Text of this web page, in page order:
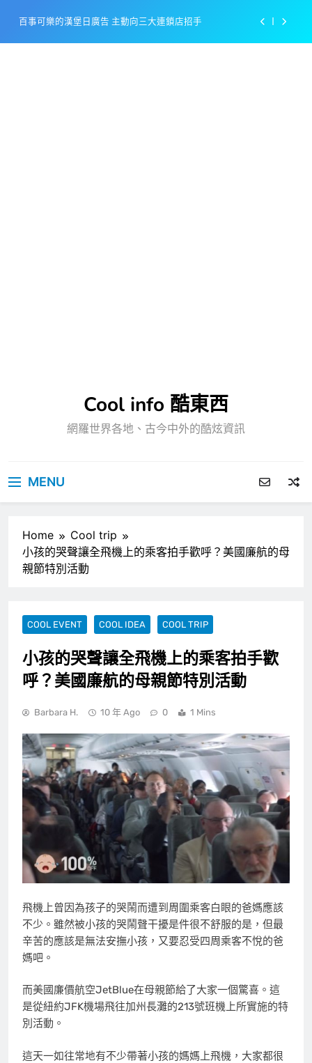
content
百事可樂的漢堡日廣告 主動向三大連鎖店招手
Cool info 酷東西
網羅世界各地、古今中外的酷炫資訊
MENU
Home
Cool trip
小孩的哭聲讓全飛機上的乘客拍手歡呼？美國廉航的母
親節特別活動
COOL EVENT COOL IDEA COOL TRIP
小孩的哭聲讓全飛機上的乘客拍手歡
呼？美國廉航的母親節特別活動
Barbara H. 10 年 Ago 0 1 Mins
飛機上曾因為孩子的哭鬧而遭到周圍乘客白眼的爸媽應該
不少。雖然被小孩的哭鬧聲干擾是件很不舒服的是，但最
辛苦的應該是無法安撫小孩，又要忍受四周乘客不悅的爸
媽吧。
而美國廉價航空JetBlue在母親節給了大家一個驚喜。這
是從紐約JFK機場飛往加州長灘的213號班機上所實施的特
別活動。
這天一如往常地有不少帶著小孩的媽媽上飛機，大家都很